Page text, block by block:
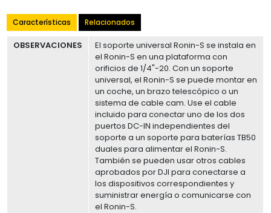
Características Relacionados
OBSERVACIONES
El soporte universal Ronin-S se instala en
el Ronin-S en una plataforma con
orificios de 1/4"-20. Con un soporte
universal, el Ronin-S se puede montar en
un coche, un brazo telescópico o un
sistema de cable cam. Use el cable
incluido para conectar uno de los dos
puertos DC-IN independientes del
soporte a un soporte para baterías TB50
duales para alimentar el Ronin-S.
También se pueden usar otros cables
aprobados por DJI para conectarse a
los dispositivos correspondientes y
suministrar energía o comunicarse con
el Ronin-S.